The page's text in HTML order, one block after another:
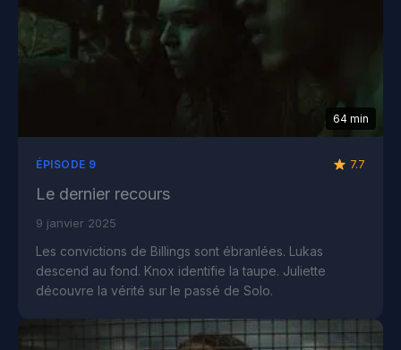
64 min
ÉPISODE 9 7.7
Le dernier recours
9 janvier 2025
Les convictions de Billings sont ébranlées. Lukas
descend au fond. Knox identifie la taupe. Juliette
découvre la vérité sur le passé de Solo.